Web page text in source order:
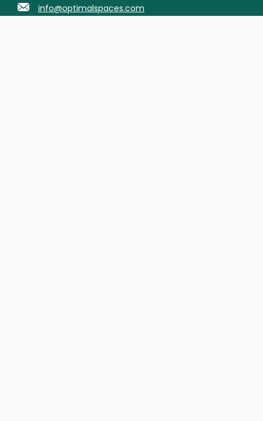
info@optimalspaces.com